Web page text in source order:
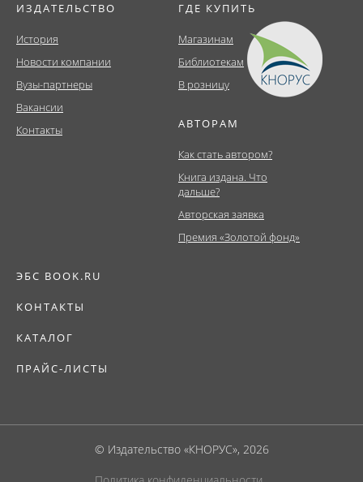
ИЗДАТЕЛЬСТВО
История
Новости компании
Вузы-партнеры
Вакансии
Контакты
ГДЕ КУПИТЬ
Магазинам
Библиотекам
В розницу
АВТОРАМ
Как стать автором?
Книга издана. Что
дальше?
Авторская заявка
Премия «Золотой фонд»
ЭБС BOOK.RU
КОНТАКТЫ
КАТАЛОГ
ПРАЙС-ЛИСТЫ
© Издательство «КНОРУС», 2026